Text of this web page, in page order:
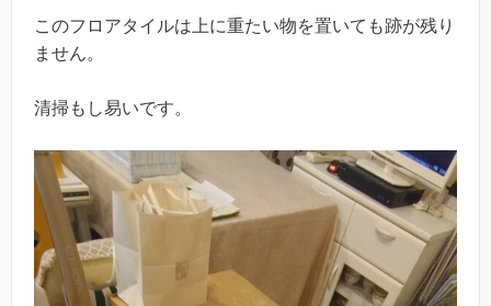
このフロアタイルは上に重たい物を置いても跡が残り
ません。
清掃もし易いです。